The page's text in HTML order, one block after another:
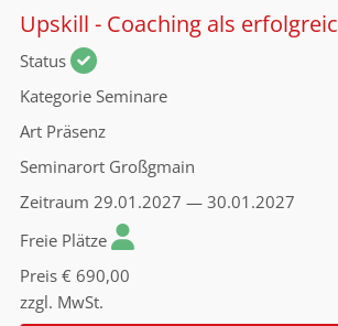
Upskill - Coaching als
Status
Kategorie Seminare
Art Präsenz
Seminarort Großgmain
Zeitraum 29.01.2027 — 30.01.2027
Freie Plätze
Preis € 690,00
zzgl. MwSt.